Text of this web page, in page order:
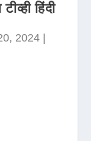
हिंदी
2024